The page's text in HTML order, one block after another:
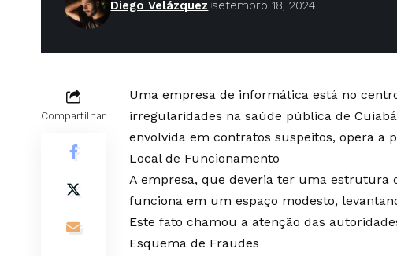
Diego Velázquez setembro 18, 2024
Compartilhar
Uma empresa de informática está no
irregularidades na saúde pública de
envolvida em contratos suspeitos, opera a
Local de Funcionamento
A empresa, que deveria ter uma estrutura
funciona em um espaço modesto,
Este fato chamou a atenção das
Esquema de Fraudes